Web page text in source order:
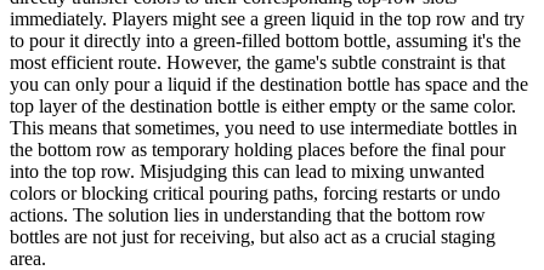
immediately. Players might see a green liquid in the top row and try
to pour it directly into a green-filled bottom bottle, assuming it's the
most efficient route. However, the game's subtle constraint is that
you can only pour a liquid if the destination bottle has space and the
top layer of the destination bottle is either empty or the same color.
This means that sometimes, you need to use intermediate bottles in
the bottom row as temporary holding places before the final pour
into the top row. Misjudging this can lead to mixing unwanted
colors or blocking critical pouring paths, forcing restarts or undo
actions. The solution lies in understanding that the bottom row
bottles are not just for receiving, but also act as a crucial staging
area.